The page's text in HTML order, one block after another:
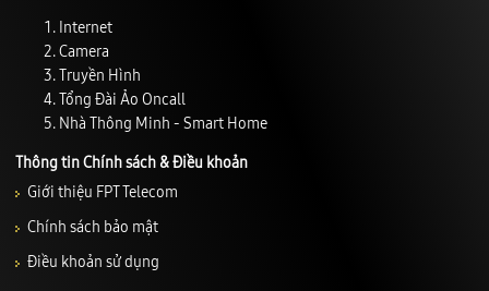
Internet
Camera
Truyền Hình
Tổng Đài Ảo Oncall
Nhà Thông Minh - Smart Home
Thông tin Chính sách & Điều khoản
Giới thiệu FPT Telecom
Chính sách bảo mật
Điều khoản sử dụng